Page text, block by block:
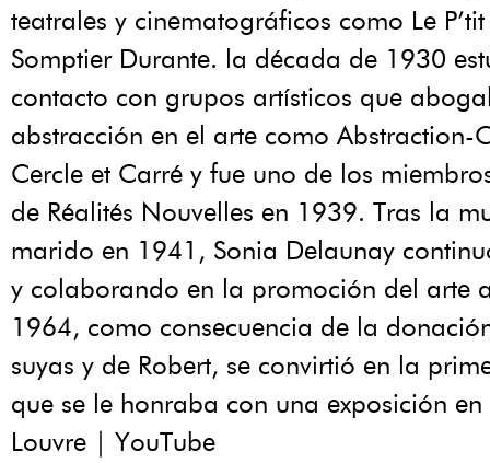
teatrales y cinematográficos como Le
Somptier Durante. la década de 1930
contacto con grupos artísticos que
abstracción en el arte como Abstraction-
Cercle et Carré y fue uno de los
de Réalités Nouvelles en 1939. Tras la
marido en 1941, Sonia Delaunay
y colaborando en la promoción del arte
1964, como consecuencia de la
suyas y de Robert, se convirtió en la
que se le honraba con una exposición en
Louvre | YouTube